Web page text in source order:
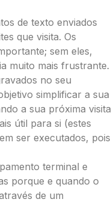
de texto enviados
que visita. Os
sem eles,
muito mais frustrante.
no seu
simplificar a sua
a sua próxima visita
útil para si (estes
ser executados, pois
terminal e
porque e quando o
de um